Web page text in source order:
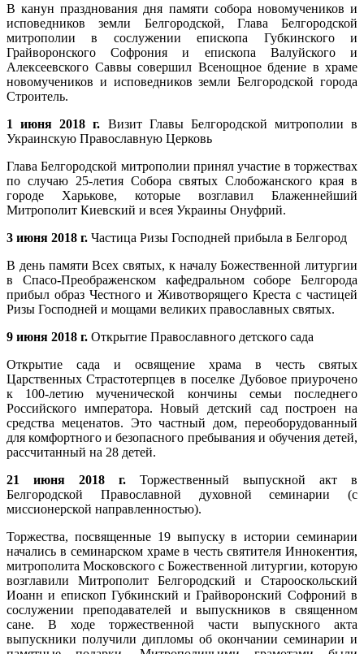
В канун празднования дня памяти собора новомучеников и
исповедников земли Белгородской, Глава Белгородской
митрополии в сослужении епископа Губкинского и
Грайворонского Софрония и епископа Валуйского и
Алексеевского Саввы совершил Всенощное бдение в храме
новомучеников и исповедников земли Белгородской города
Строитель.
1 июня 2018 г. Визит Главы Белгородской митрополии в
Украинскую Православную Церковь
Глава Белгородской митрополии принял участие в торжествах
по случаю 25-летия Собора святых Слобожанского края в
городе Харькове, которые возглавил Блаженнейший
Митрополит Киевский и всея Украины Онуфрий.
3 июня 2018 г. Частица Ризы Господней прибыла в Белгород
В день памяти Всех святых, к началу Божественной литургии
в Спасо-Преображенском кафедральном соборе Белгорода
прибыл образ Честного и Животворящего Креста с частицей
Ризы Господней и мощами великих православных святых.
9 июня 2018 г. Открытие Православного детского сада
Открытие сада и освящение храма в честь святых
Царственных Страстотерпцев в поселке Дубовое приурочено
к 100-летию мученической кончины семьи последнего
Российского императора. Новый детский сад построен на
средства меценатов. Это частный дом, переоборудованный
для комфортного и безопасного пребывания и обучения детей,
рассчитанный на 28 детей.
21 июня 2018 г. Торжественный выпускной акт в
Белгородской Православной духовной семинарии (с
миссионерской направленностью).
Торжества, посвященные 19 выпуску в истории семинарии
начались в семинарском храме в честь святителя Иннокентия,
митрополита Московского с Божественной литургии, которую
возглавили Митрополит Белгородский и Старооскольский
Иоанн и епископ Губкинский и Грайворонский Софроний в
сослужении преподавателей и выпускников в священном
сане. В ходе торжественной части выпускного акта
выпускники получили дипломы об окончании семинарии и